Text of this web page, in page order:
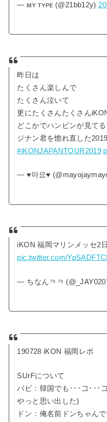
— ᴍʏ ᴛʏᴘᴇ (@21bb12y)
昨日は
たくさん楽しんで
たくさん泣いて
更にたくさんたくさん
どこかでハンビンが見て
ジナン君を惚れ直した
#iKONJAPANTOUR2019
— ♥️마요♥️
iKON 福岡マリンメッセ2
pic.twitter.com/
— ちなんㅋㅋ
190728 iKON 福岡レポ
SUrFについて
バビ：韓国でも･･･그･･･
やっと思い出した)
ドン：俺名前ドンちゃん